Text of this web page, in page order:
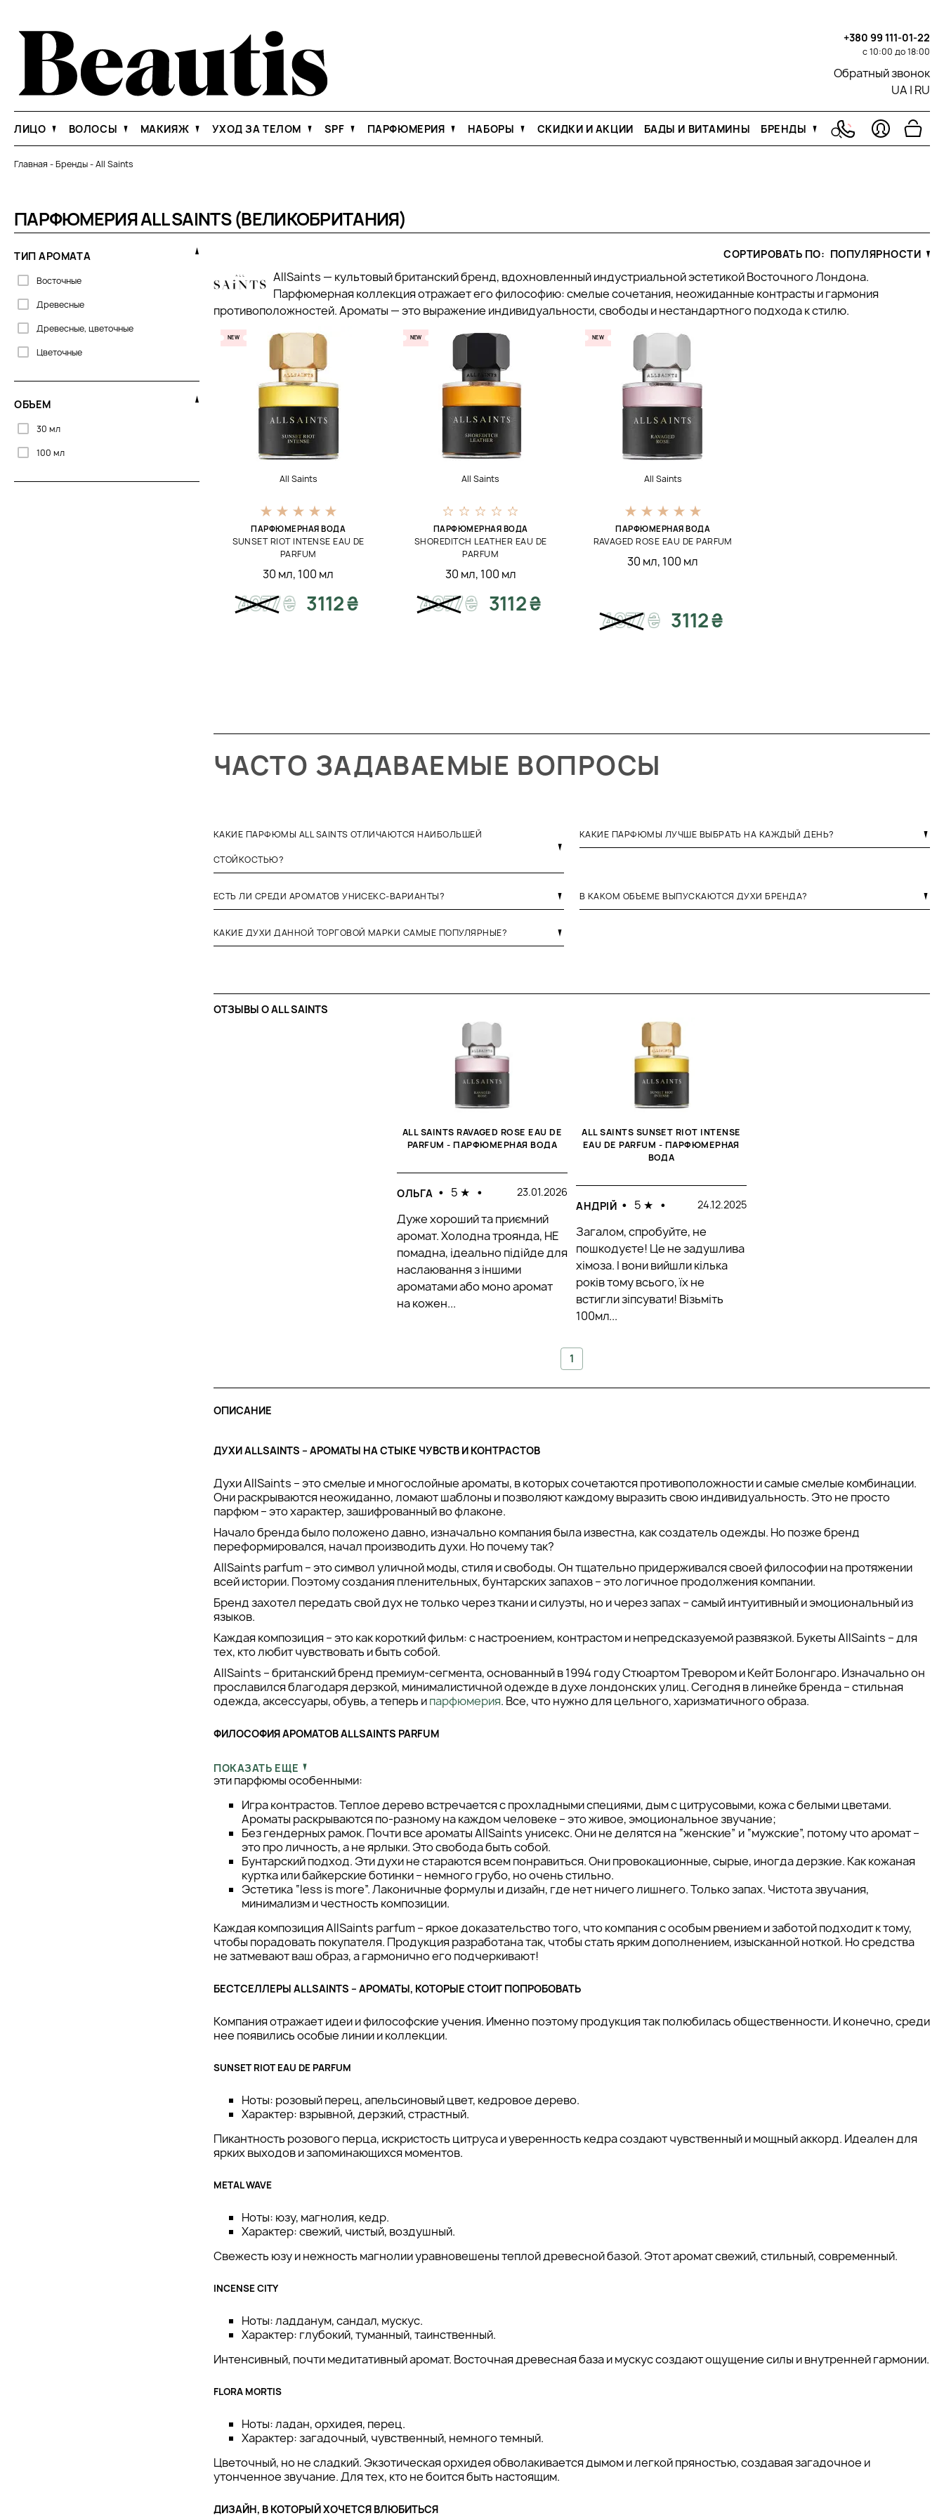
+380 99 111-01-22
с 10:00 до 18:00
Обратный звонок
UA | RU
ЛИЦО ВОЛОСЫ МАКИЯЖ УХОД ЗА ТЕЛОМ SPF ПАРФЮМЕРИЯ НАБОРЫ СКИДКИ И АКЦИИ БАДЫ И ВИТАМИНЫ БРЕНДЫ
Главная -Бренды-All Saints
ПАРФЮМЕРИЯ ALL SAINTS (ВЕЛИКОБРИТАНИЯ)
ТИП АРОМАТА
Восточные
Древесные
Древесные, цветочные
Цветочные
ОБЪЕМ
30 мл
100 мл
СОРТИРОВАТЬ ПО: ПОПУЛЯРНОСТИ
AllSaints — культовый британский бренд, вдохновленный индустриальной эстетикой Восточного Лондона.
Парфюмерная коллекция отражает его философию: смелые сочетания, неожиданные контрасты и гармония
противоположностей. Ароматы — это выражение индивидуальности, свободы и нестандартного подхода к стилю.
NEW
All Saints
ПАРФЮМЕРНАЯ ВОДА
SUNSET RIOT INTENSE EAU DE
PARFUM
30 мл, 100 мл
4077₴ 3112 ₴
NEW
All Saints
ПАРФЮМЕРНАЯ ВОДА
SHOREDITCH LEATHER EAU DE
PARFUM
30 мл, 100 мл
4077₴ 3112 ₴
NEW
All Saints
ПАРФЮМЕРНАЯ ВОДА
RAVAGED ROSE EAU DE PARFUM
30 мл, 100 мл
4077₴ 3112 ₴
ЧАСТО ЗАДАВАЕМЫЕ ВОПРОСЫ
КАКИЕ ПАРФЮМЫ ALL SAINTS ОТЛИЧАЮТСЯ НАИБОЛЬШЕЙ
СТОЙКОСТЬЮ?
КАКИЕ ПАРФЮМЫ ЛУЧШЕ ВЫБРАТЬ НА КАЖДЫЙ ДЕНЬ?
ЕСТЬ ЛИ СРЕДИ АРОМАТОВ УНИСЕКС-ВАРИАНТЫ? В КАКОМ ОБЪЕМЕ ВЫПУСКАЮТСЯ ДУХИ БРЕНДА?
КАКИЕ ДУХИ ДАННОЙ ТОРГОВОЙ МАРКИ САМЫЕ ПОПУЛЯРНЫЕ?
ОТЗЫВЫ O ALL SAINTS
ALL SAINTS RAVAGED ROSE EAU DE
PARFUM - ПАРФЮМЕРНАЯ ВОДА
ОЛЬГА • 5 ★ • 23.01.2026
Дуже хороший та приємний
аромат. Холодна троянда, НЕ
помадна, ідеально підійде для
наслаювання з іншими
ароматами або моно аромат
на кожен...
ALL SAINTS SUNSET RIOT INTENSE
EAU DE PARFUM - ПАРФЮМЕРНАЯ
ВОДА
АНДРІЙ • 5 ★ • 24.12.2025
Загалом, спробуйте, не
пошкодуєте! Це не задушлива
хімоза. І вони вийшли кілька
років тому всього, їх не
встигли зіпсувати! Візьміть
100мл...
1
ОПИСАНИЕ
ДУХИ ALLSAINTS – АРОМАТЫ НА СТЫКЕ ЧУВСТВ И КОНТРАСТОВ
Духи AllSaints – это смелые и многослойные ароматы, в которых сочетаются противоположности и самые смелые комбинации.
Они раскрываются неожиданно, ломают шаблоны и позволяют каждому выразить свою индивидуальность. Это не просто
парфюм – это характер, зашифрованный во флаконе.
Начало бренда было положено давно, изначально компания была известна, как создатель одежды. Но позже бренд
переформировался, начал производить духи. Но почему так?
AllSaints parfum – это символ уличной моды, стиля и свободы. Он тщательно придерживался своей философии на протяжении
всей истории. Поэтому создания пленительных, бунтарских запахов – это логичное продолжения компании.
Бренд захотел передать свой дух не только через ткани и силуэты, но и через запах – самый интуитивный и эмоциональный из
языков.
Каждая композиция – это как короткий фильм: с настроением, контрастом и непредсказуемой развязкой. Букеты AllSaints – для
тех, кто любит чувствовать и быть собой.
AllSaints – британский бренд премиум-сегмента, основанный в 1994 году Стюартом Тревором и Кейт Болонгаро. Изначально он
прославился благодаря дерзкой, минималистичной одежде в духе лондонских улиц. Сегодня в линейке бренда – стильная
одежда, аксессуары, обувь, а теперь ипарфюмерия. Все, что нужно для цельного, харизматичного образа.
ФИЛОСОФИЯ АРОМАТОВ ALLSAINTS PARFUM
Каждый флакон AllSaints – это вызов традициям. В них дух независимости, стиль минимализма и честная эмоция. Вот что делает
эти парфюмы особенными:
Игра контрастов. Теплое дерево встречается с прохладными специями, дым с цитрусовыми, кожа с белыми цветами.
Ароматы раскрываются по-разному на каждом человеке – это живое, эмоциональное звучание;
Без гендерных рамок. Почти все ароматы AllSaints унисекс. Они не делятся на “женские” и “мужские”, потому что аромат –
это про личность, а не ярлыки. Это свобода быть собой.
Бунтарский подход. Эти духи не стараются всем понравиться. Они провокационные, сырые, иногда дерзкие. Как кожаная
куртка или байкерские ботинки – немного грубо, но очень стильно.
Эстетика “less is more”. Лаконичные формулы и дизайн, где нет ничего лишнего. Только запах. Чистота звучания,
минимализм и честность композиции.
Каждая композиция AllSaints parfum – яркое доказательство того, что компания с особым рвением и заботой подходит к тому,
чтобы порадовать покупателя. Продукция разработана так, чтобы стать ярким дополнением, изысканной ноткой. Но средства
не затмевают ваш образ, а гармонично его подчеркивают!
БЕСТСЕЛЛЕРЫ ALLSAINTS – АРОМАТЫ, КОТОРЫЕ СТОИТ ПОПРОБОВАТЬ
Компания отражает идеи и философские учения. Именно поэтому продукция так полюбилась общественности. И конечно, среди
нее появились особые линии и коллекции.
SUNSET RIOT EAU DE PARFUM
Ноты: розовый перец, апельсиновый цвет, кедровое дерево.
Характер: взрывной, дерзкий, страстный.
Пикантность розового перца, искристость цитруса и уверенность кедра создают чувственный и мощный аккорд. Идеален для
ярких выходов и запоминающихся моментов.
METAL WAVE
Ноты: юзу, магнолия, кедр.
Характер: свежий, чистый, воздушный.
Свежесть юзу и нежность магнолии уравновешены теплой древесной базой. Этот аромат свежий, стильный, современный.
INCENSE CITY
Ноты: ладданум, сандал, мускус.
Характер: глубокий, туманный, таинственный.
Интенсивный, почти медитативный аромат. Восточная древесная база и мускус создают ощущение силы и внутренней гармонии.
FLORA MORTIS
Ноты: ладан, орхидея, перец.
Характер: загадочный, чувственный, немного темный.
Цветочный, но не сладкий. Экзотическая орхидея обволакивается дымом и легкой пряностью, создавая загадочное и
утонченное звучание. Для тех, кто не боится быть настоящим.
ДИЗАЙН, В КОТОРЫЙ ХОЧЕТСЯ ВЛЮБИТЬСЯ
ПОКАЗАТЬ ЕЩЕ